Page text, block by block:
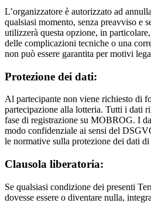
L’organizzatore è autorizzato ad
qualsiasi momento, senza preavviso e
utilizzerà questa opzione, in
delle complicazioni tecniche o una
non può essere garantita per motivi
Protezione dei dati:
Al partecipante non viene richiesto di
partecipazione alla lotteria. Tutti i dati
fase di registrazione su MOBROG. I
modo confidenziale ai sensi del
le normative sulla protezione dei dati
Clausola liberatoria:
Se qualsiasi condizione dei presenti
dovesse essere o diventare nulla,